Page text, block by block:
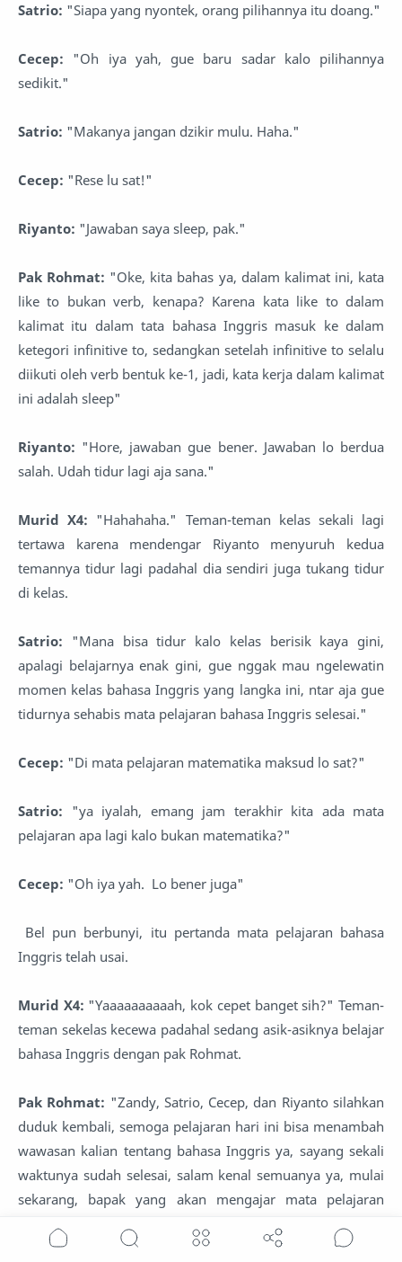
Satrio: "Siapa yang nyontek, orang pilihannya itu doang."
Cecep: "Oh iya yah, gue baru sadar kalo pilihannya
sedikit."
Satrio: "Makanya jangan dzikir mulu. Haha."
Cecep: "Rese lu sat!"
Riyanto: "Jawaban saya sleep, pak."
Pak Rohmat: "Oke, kita bahas ya, dalam kalimat ini, kata
like to bukan verb, kenapa? Karena kata like to dalam
kalimat itu dalam tata bahasa Inggris masuk ke dalam
ketegori infinitive to, sedangkan setelah infinitive to selalu
diikuti oleh verb bentuk ke-1, jadi, kata kerja dalam kalimat
ini adalah sleep"
Riyanto: "Hore, jawaban gue bener. Jawaban lo berdua
salah. Udah tidur lagi aja sana."
Murid X4: "Hahahaha." Teman-teman kelas sekali lagi
tertawa karena mendengar Riyanto menyuruh kedua
temannya tidur lagi padahal dia sendiri juga tukang tidur
di kelas.
Satrio: "Mana bisa tidur kalo kelas berisik kaya gini,
apalagi belajarnya enak gini, gue nggak mau ngelewatin
momen kelas bahasa Inggris yang langka ini, ntar aja gue
tidurnya sehabis mata pelajaran bahasa Inggris selesai."
Cecep: "Di mata pelajaran matematika maksud lo sat?"
Satrio: "ya iyalah, emang jam terakhir kita ada mata
pelajaran apa lagi kalo bukan matematika?"
Cecep: "Oh iya yah. Lo bener juga"
Bel pun berbunyi, itu pertanda mata pelajaran bahasa
Inggris telah usai.
Murid X4: "Yaaaaaaaaaah, kok cepet banget sih?" Teman-
teman sekelas kecewa padahal sedang asik-asiknya belajar
bahasa Inggris dengan pak Rohmat.
Pak Rohmat: "Zandy, Satrio, Cecep, dan Riyanto silahkan
duduk kembali, semoga pelajaran hari ini bisa menambah
wawasan kalian tentang bahasa Inggris ya, sayang sekali
waktunya sudah selesai, salam kenal semuanya ya, mulai
sekarang, bapak yang akan mengajar mata pelajaran
bahasa Inggris di kelas kalian, bapak pamit undur diri,
sekian, terima kasih."